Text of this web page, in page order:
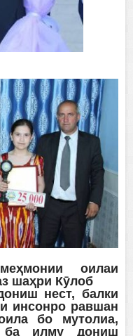
оилаи
шаҳри Кӯлоб
нест, балки
инсонро равшан
бо мутолиа,
ба илму дониш